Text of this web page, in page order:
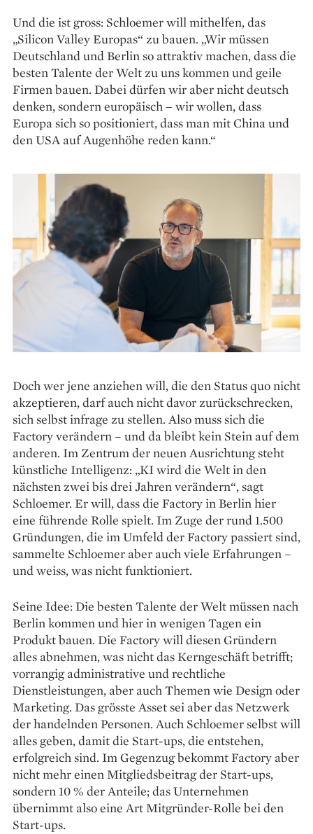
Und die ist gross: Schloemer will mithelfen, das
„Silicon Valley Europas“ zu bauen. „Wir müssen
Deutschland und Berlin so attraktiv machen, dass die
besten Talente der Welt zu uns kommen und geile
Firmen bauen. Dabei dürfen wir aber nicht deutsch
denken, sondern europäisch – wir wollen, dass
Europa sich so positioniert, dass man mit China und
den USA auf Augenhöhe reden kann.“
Doch wer jene anziehen will, die den Status quo nicht
akzeptieren, darf auch nicht davor zurück­schrecken,
sich selbst infrage zu stellen. Also muss sich die
Factory verändern – und da bleibt kein Stein auf dem
anderen. Im Zentrum der neuen Ausrichtung steht
künstliche Intelligenz: „KI wird die Welt in den
nächsten zwei bis drei Jahren verändern“, sagt
Schloemer. Er will, dass die Factory in Berlin hier
eine führende Rolle spielt. Im Zuge der rund 1.500
Gründungen, die im Umfeld der Factory passiert sind,
sammelte Schloemer aber auch viele Erfahrungen –
und weiss, was nicht funktioniert.
Seine Idee: Die besten Talente der Welt müssen nach
Berlin kommen und hier in wenigen Tagen ein
Produkt bauen. Die Factory will diesen Gründern
alles abnehmen, was nicht das Kerngeschäft betrifft;
vorrangig administrative und rechtliche
Dienstleistungen, aber auch Themen wie Design oder
Marketing. Das grösste Asset sei aber das Netzwerk
der handelnden Personen. Auch Schloemer selbst will
alles geben, damit die Start-ups, die entstehen,
erfolgreich sind. Im Gegenzug bekommt Factory aber
nicht mehr einen Mitgliedsbeitrag der Start-ups,
sondern 10 % der Anteile; das Unternehmen
übernimmt also eine Art Mitgründer-Rolle bei den
Start-ups.